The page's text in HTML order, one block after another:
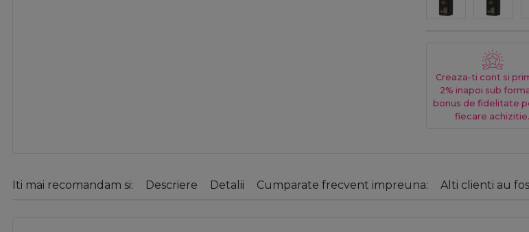
Creaza-ti cont si
2% inapoi sub
bonus de fidelitate
fiecare achizitie.
Iti mai recomandam si: Descriere Detalii Cumparate frecvent impreuna: Alti clienti au